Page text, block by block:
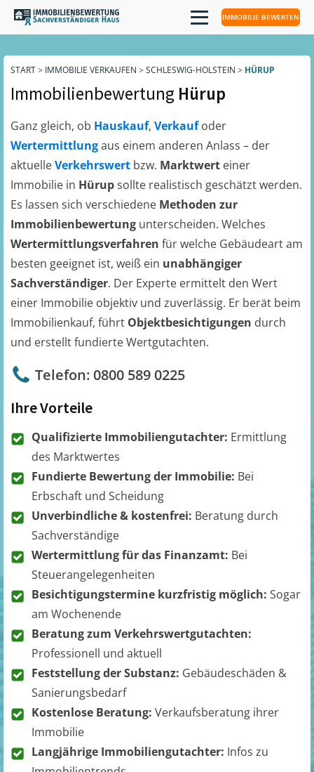
IMMOBILIE BEWERTEN
START> IMMOBILIE VERKAUFEN > SCHLESWIG-HOLSTEIN > HÜRUP
Immobilienbewertung Hürup
Ganz gleich, ob Hauskauf, Verkaufoder
Wertermittlungaus einem anderen Anlass – der
aktuelleVerkehrswert bzw. Marktwert einer
Immobilie in Hürupsollte realistisch geschätzt werden.
Es lassen sich verschiedene Methoden zur
Immobilienbewertung unterscheiden. Welches
Wertermittlungsverfahren für welche Gebäudeart am
besten geeignet ist, weiß ein unabhängiger
Sachverständiger. Der Experte ermittelt den Wert
einer Immobilie objektiv und zuverlässig. Er berät beim
Immobilienkauf, führt Objektbesichtigungen durch
und erstellt fundierte Wertgutachten.
Telefon: 0800 589 0225
Ihre Vorteile
Qualifizierte Immobiliengutachter: Ermittlung
des Marktwertes
Fundierte Bewertung der Immobilie: Bei
Erbschaft und Scheidung
Unverbindliche & kostenfrei: Beratung durch
Sachverständige
Wertermittlung für das Finanzamt: Bei
Steuerangelegenheiten
Besichtigungstermine kurzfristig möglich: Sogar
am Wochenende
Beratung zum Verkehrswertgutachten:
Professionell und aktuell
Feststellung der Substanz: Gebäudeschäden &
Sanierungsbedarf
Kostenlose Beratung: Verkaufsberatung ihrer
Immobilie
Langjährige Immobiliengutachter: Infos zu